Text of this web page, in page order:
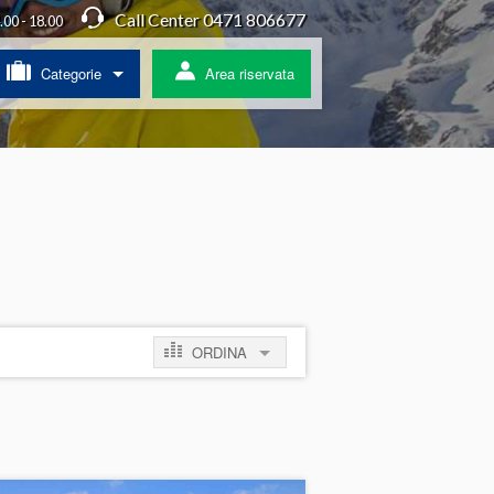
- 18.00 Call Center 0471 806677
Categorie Area riservata
ORDINA
per novità